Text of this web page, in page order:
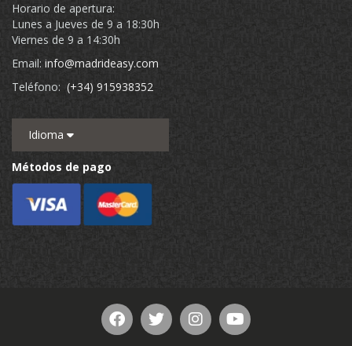
Horario de apertura:
Lunes a Jueves de 9 a 18:30h
Viernes de 9 a 14:30h
Email: info@madrideasy.com
Teléfono: (+34) 915938352
Idioma
Métodos de pago